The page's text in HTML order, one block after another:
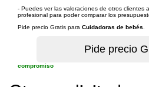
- Puedes ver las valoraciones de otros clientes
profesional para poder comparar los
Pide precio Gratis para Cuidadoras de bebés
compromiso